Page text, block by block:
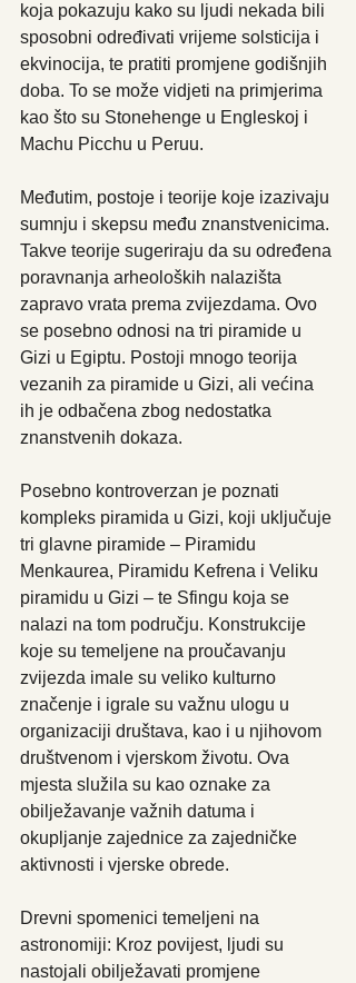
koja pokazuju kako su ljudi nekada bili
sposobni određivati vrijeme solsticija i
ekvinocija, te pratiti promjene godišnjih
doba. To se može vidjeti na primjerima
kao što su Stonehenge u Engleskoj i
Machu Picchu u Peruu.
Međutim, postoje i teorije koje izazivaju
sumnju i skepsu među znanstvenicima.
Takve teorije sugeriraju da su određena
poravnanja arheoloških nalazišta
zapravo vrata prema zvijezdama. Ovo
se posebno odnosi na tri piramide u
Gizi u Egiptu. Postoji mnogo teorija
vezanih za piramide u Gizi, ali većina
ih je odbačena zbog nedostatka
znanstvenih dokaza.
Posebno kontroverzan je poznati
kompleks piramida u Gizi, koji uključuje
tri glavne piramide – Piramidu
Menkaurea, Piramidu Kefrena i Veliku
piramidu u Gizi – te Sfingu koja se
nalazi na tom području. Konstrukcije
koje su temeljene na proučavanju
zvijezda imale su veliko kulturno
značenje i igrale su važnu ulogu u
organizaciji društava, kao i u njihovom
društvenom i vjerskom životu. Ova
mjesta služila su kao oznake za
obilježavanje važnih datuma i
okupljanje zajednice za zajedničke
aktivnosti i vjerske obrede.
Drevni spomenici temeljeni na
astronomiji: Kroz povijest, ljudi su
nastojali obilježavati promjene